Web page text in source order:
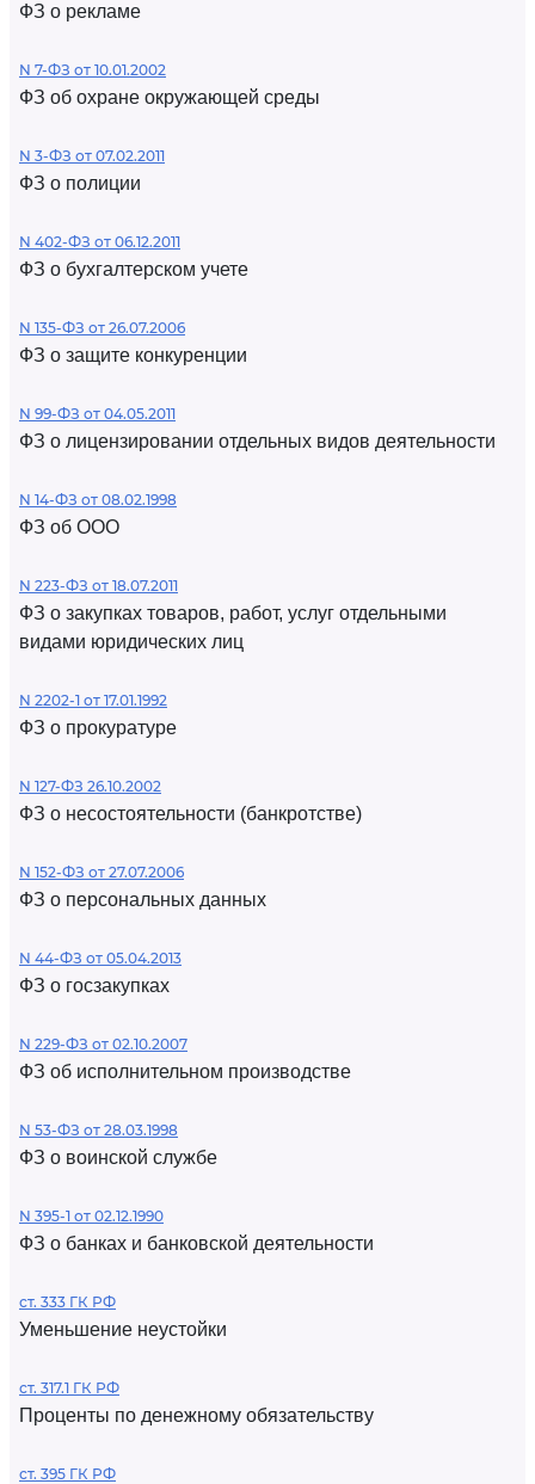
ФЗ о рекламе
N 7-ФЗ от 10.01.2002
ФЗ об охране окружающей среды
N 3-ФЗ от 07.02.2011
ФЗ о полиции
N 402-ФЗ от 06.12.2011
ФЗ о бухгалтерском учете
N 135-ФЗ от 26.07.2006
ФЗ о защите конкуренции
N 99-ФЗ от 04.05.2011
ФЗ о лицензировании отдельных видов деятельности
N 14-ФЗ от 08.02.1998
ФЗ об ООО
N 223-ФЗ от 18.07.2011
ФЗ о закупках товаров, работ, услуг отдельными
видами юридических лиц
N 2202-1 от 17.01.1992
ФЗ о прокуратуре
N 127-ФЗ 26.10.2002
ФЗ о несостоятельности (банкротстве)
N 152-ФЗ от 27.07.2006
ФЗ о персональных данных
N 44-ФЗ от 05.04.2013
ФЗ о госзакупках
N 229-ФЗ от 02.10.2007
ФЗ об исполнительном производстве
N 53-ФЗ от 28.03.1998
ФЗ о воинской службе
N 395-1 от 02.12.1990
ФЗ о банках и банковской деятельности
ст. 333 ГК РФ
Уменьшение неустойки
ст. 317.1 ГК РФ
Проценты по денежному обязательству
ст. 395 ГК РФ